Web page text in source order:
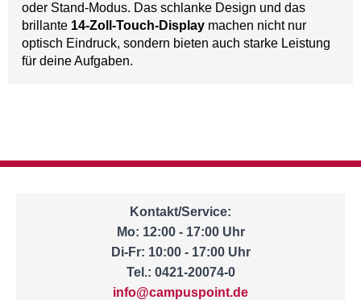
oder Stand-Modus. Das schlanke Design und das
brillante 14-Zoll-Touch-Display machen nicht nur
optisch Eindruck, sondern bieten auch starke Leistung
für deine Aufgaben.
Kontakt/Service:
Mo: 12:00 - 17:00 Uhr
Di-Fr: 10:00 - 17:00 Uhr
Tel.: 0421-20074-0
info@campuspoint.de